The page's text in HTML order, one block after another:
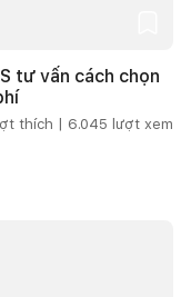
tư vấn cách chọn
thích | 6.045 lượt xem